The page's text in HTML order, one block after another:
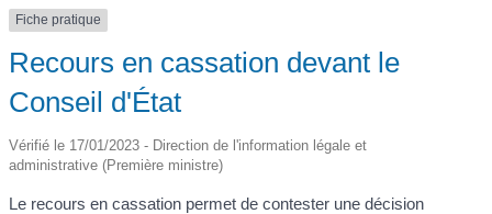
Fiche pratique
Recours en cassation devant le
Conseil d'État
Vérifié le 17/01/2023 - Direction de l'information légale et
administrative (Première ministre)
Le recours en cassation permet de contester une décision